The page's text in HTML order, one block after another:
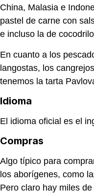
China, Malasia e
pastel de carne con
e incluso la de
En cuanto a los
langostas, los
tenemos la tarta
Idioma
El idioma oficial es el
Compras
Algo típico para
los aborígenes, como
Pero claro hay miles